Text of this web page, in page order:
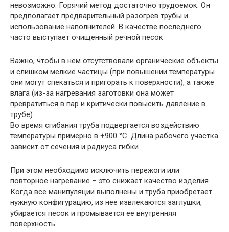
невозможно. Горячий метод достаточно трудоемок. Он
предполагает предварительный разогрев трубы и
использование наполнителей. В качестве последнего
часто выступает очищенный речной песок
Важно, чтобы в нем отсутствовали органические объекты
и слишком мелкие частицы (при повышении температуры
они могут спекаться и пригорать к поверхности), а также
влага (из-за нагревания заготовки она может
превратиться в пар и критически повысить давление в
трубе).
Во время сгибания труба подвергается воздействию
температуры примерно в +900 °С. Длина рабочего участка
зависит от сечения и радиуса гибки
При этом необходимо исключить пережоги или
повторное нагревание – это снижает качество изделия.
Когда все манипуляции выполнены и труба приобретает
нужную конфигурацию, из нее извлекаются заглушки,
убирается песок и промывается ее внутренняя
поверхность.